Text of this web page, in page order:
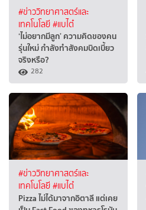
#ข่าววิทยาศาสตร์และ
เทคโนโลยี#แบไต๋
‘ไม่อยากมีลูก’ ความคิดของคน
รุ่นใหม่ กำลังทำสังคมบิดเบี้ยว
จริงหรือ?
282
#ข่าววิทยาศาสตร์และ
เทคโนโลยี#แบไต๋
Pizza ไม่ได้มาจากอิตาลี แต่เคย